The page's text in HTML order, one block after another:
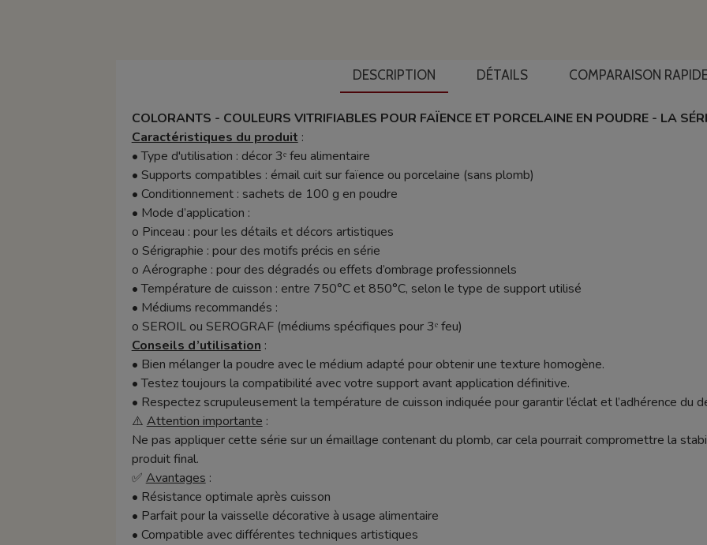
DESCRIPTION DÉTAILS COMPARAISON
COLORANTS - COULEURS VITRIFIABLES POUR FAÏENCE ET PORCELAINE EN POUDRE - LA
Caractéristiques du produit :
• Type d'utilisation : décor 3ᵉ feu alimentaire
• Supports compatibles : émail cuit sur faïence ou porcelaine (sans plomb)
• Conditionnement : sachets de 100 g en poudre
• Mode d’application :
o Pinceau : pour les détails et décors artistiques
o Sérigraphie : pour des motifs précis en série
o Aérographe : pour des dégradés ou effets d’ombrage professionnels
• Température de cuisson : entre 750°C et 850°C, selon le type de support utilisé
• Médiums recommandés :
o SEROIL ou SEROGRAF (médiums spécifiques pour 3ᵉ feu)
Conseils d’utilisation :
• Bien mélanger la poudre avec le médium adapté pour obtenir une texture homogène.
• Testez toujours la compatibilité avec votre support avant application définitive.
• Respectez scrupuleusement la température de cuisson indiquée pour garantir l’éclat et l’adhérence du
⚠️ Attention importante :
Ne pas appliquer cette série sur un émaillage contenant du plomb, car cela pourrait compromettre la
produit final.
✅ Avantages :
• Résistance optimale après cuisson
• Parfait pour la vaisselle décorative à usage alimentaire
• Compatible avec différentes techniques artistiques